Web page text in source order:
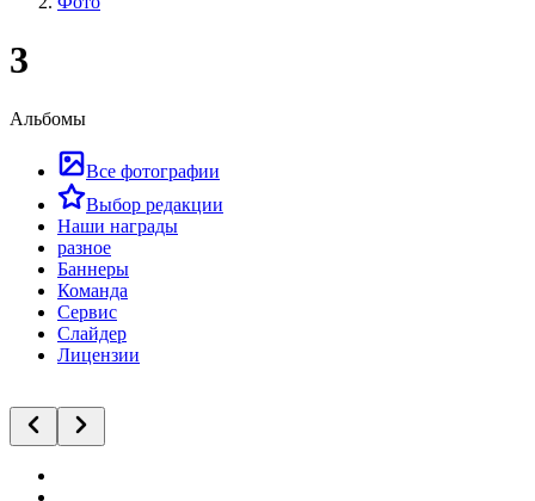
3
Альбомы
Все фотографии
Выбор редакции
Наши награды
разное
Баннеры
Команда
Сервис
Слайдер
Лицензии